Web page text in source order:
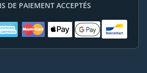
DE PAIEMENT ACCEPTÉS